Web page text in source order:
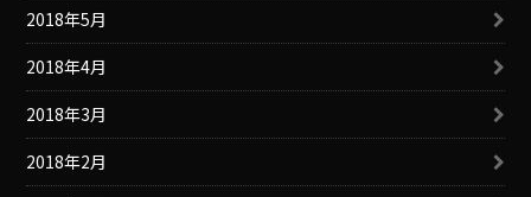
2018年5月
2018年4月
2018年3月
2018年2月